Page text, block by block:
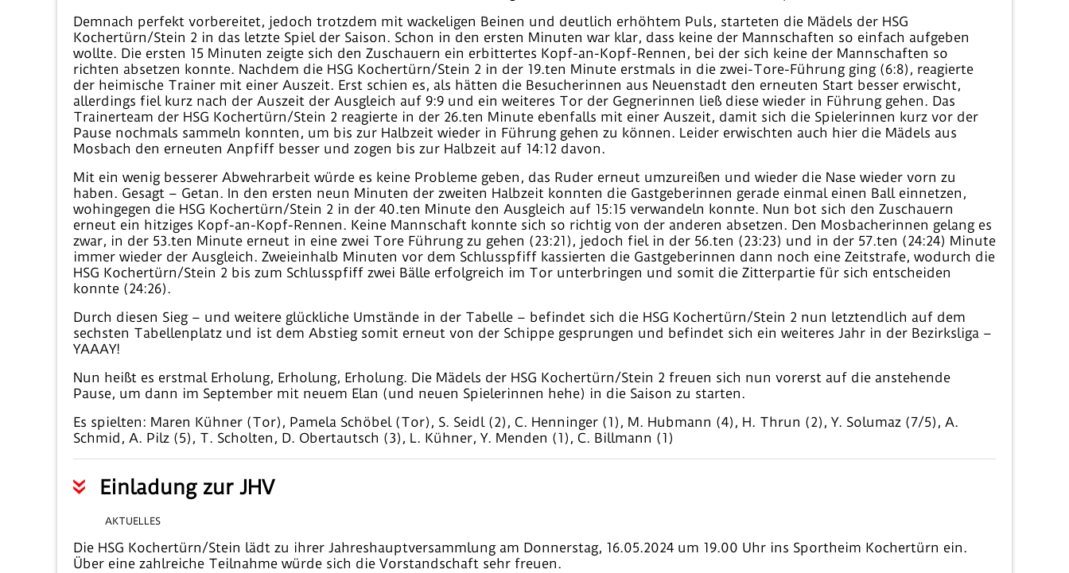
Demnach perfekt vorbereitet, jedoch trotzdem mit wackeligen Beinen und deutlich erhöhtem Puls, starteten die Mädels der HSG
Kochertürn/Stein 2 in das letzte Spiel der Saison. Schon in den ersten Minuten war klar, dass keine der Mannschaften so einfach aufgeben
wollte. Die ersten 15 Minuten zeigte sich den Zuschauern ein erbittertes Kopf-an-Kopf-Rennen, bei der sich keine der Mannschaften so
richten absetzen konnte. Nachdem die HSG Kochertürn/Stein 2 in der 19.ten Minute erstmals in die zwei-Tore-Führung ging (6:8), reagierte
der heimische Trainer mit einer Auszeit. Erst schien es, als hätten die Besucherinnen aus Neuenstadt den erneuten Start besser erwischt,
allerdings fiel kurz nach der Auszeit der Ausgleich auf 9:9 und ein weiteres Tor der Gegnerinnen ließ diese wieder in Führung gehen. Das
Trainerteam der HSG Kochertürn/Stein 2 reagierte in der 26.ten Minute ebenfalls mit einer Auszeit, damit sich die Spielerinnen kurz vor der
Pause nochmals sammeln konnten, um bis zur Halbzeit wieder in Führung gehen zu können. Leider erwischten auch hier die Mädels aus
Mosbach den erneuten Anpfiff besser und zogen bis zur Halbzeit auf 14:12 davon.
Mit ein wenig besserer Abwehrarbeit würde es keine Probleme geben, das Ruder erneut umzureißen und wieder die Nase wieder vorn zu
haben. Gesagt – Getan. In den ersten neun Minuten der zweiten Halbzeit konnten die Gastgeberinnen gerade einmal einen Ball einnetzen,
wohingegen die HSG Kochertürn/Stein 2 in der 40.ten Minute den Ausgleich auf 15:15 verwandeln konnte. Nun bot sich den Zuschauern
erneut ein hitziges Kopf-an-Kopf-Rennen. Keine Mannschaft konnte sich so richtig von der anderen absetzen. Den Mosbacherinnen gelang es
zwar, in der 53.ten Minute erneut in eine zwei Tore Führung zu gehen (23:21), jedoch fiel in der 56.ten (23:23) und in der 57.ten (24:24) Minute
immer wieder der Ausgleich. Zweieinhalb Minuten vor dem Schlusspfiff kassierten die Gastgeberinnen dann noch eine Zeitstrafe, wodurch die
HSG Kochertürn/Stein 2 bis zum Schlusspfiff zwei Bälle erfolgreich im Tor unterbringen und somit die Zitterpartie für sich entscheiden
konnte (24:26).
Durch diesen Sieg – und weitere glückliche Umstände in der Tabelle – befindet sich die HSG Kochertürn/Stein 2 nun letztendlich auf dem
sechsten Tabellenplatz und ist dem Abstieg somit erneut von der Schippe gesprungen und befindet sich ein weiteres Jahr in der Bezirksliga –
YAAAY!
Nun heißt es erstmal Erholung, Erholung, Erholung. Die Mädels der HSG Kochertürn/Stein 2 freuen sich nun vorerst auf die anstehende
Pause, um dann im September mit neuem Elan (und neuen Spielerinnen hehe) in die Saison zu starten.
Es spielten: Maren Kühner (Tor), Pamela Schöbel (Tor), S. Seidl (2), C. Henninger (1), M. Hubmann (4), H. Thrun (2), Y. Solumaz (7/5), A.
Schmid, A. Pilz (5), T. Scholten, D. Obertautsch (3), L. Kühner, Y. Menden (1), C. Billmann (1)
Einladung zur JHV
AKTUELLES
Die HSG Kochertürn/Stein lädt zu ihrer Jahreshauptversammlung am Donnerstag, 16.05.2024 um 19.00 Uhr ins Sportheim Kochertürn ein.
Über eine zahlreiche Teilnahme würde sich die Vorstandschaft sehr freuen.